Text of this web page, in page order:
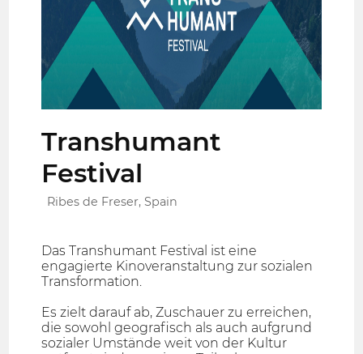
Transhumant
Festival
Ribes de Freser, Spain
Das Transhumant Festival ist eine
engagierte Kinoveranstaltung zur sozialen
Transformation.
Es zielt darauf ab, Zuschauer zu erreichen,
die sowohl geografisch als auch aufgrund
sozialer Umstände weit von der Kultur